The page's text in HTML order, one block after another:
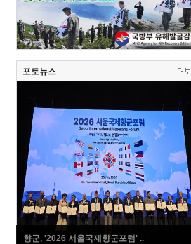
포토뉴스
향군, '2026 서울국제향군포럼' ..